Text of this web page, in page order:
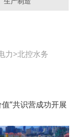
力>北控水务
”共识营成功开展